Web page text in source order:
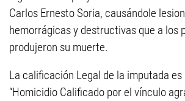
Carlos Ernesto Soria, causándole
hemorrágicas y destructivas que a los
produjeron su muerte.
La calificación Legal de la imputada
“Homicidio Calificado por el vínculo